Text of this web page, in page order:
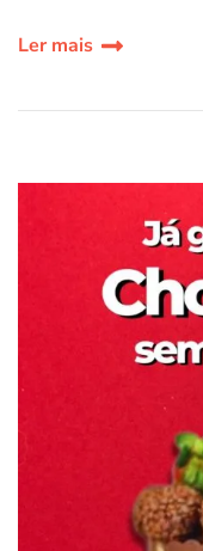
Ler mais